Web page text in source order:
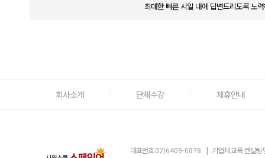
최대한 빠른 시일 내에 답변드리도록 노
회사소개 단체수강 제휴안내
대표번호02)6409-0878 | 기업체 교육 컨설팅